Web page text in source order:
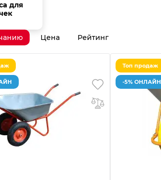
для
Цена Рейтинг
Топ продаж
-5% ОНЛАЙН